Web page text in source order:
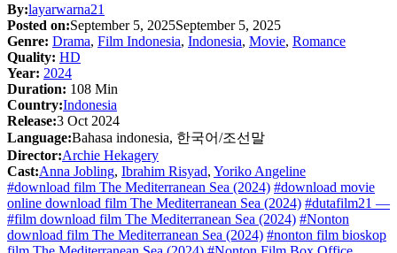
By:layarwarna21
Posted on:September 5, 2025September 5, 2025
Genre: Drama, Film Indonesia, Indonesia, Movie, Romance
Quality: HD
Year: 2024
Duration: 108 Min
Country:Indonesia
Release:3 Oct 2024
Language:Bahasa indonesia, 한국어/조선말
Director:Archie Hekagery
Cast:Anna Jobling, Ibrahim Risyad, Yoriko Angeline
#download film The Mediterranean Sea (2024) #download movie
online download film The Mediterranean Sea (2024) #dutafilm21 —
#film download film The Mediterranean Sea (2024) #Nonton
download film The Mediterranean Sea (2024) #nonton film bioskop